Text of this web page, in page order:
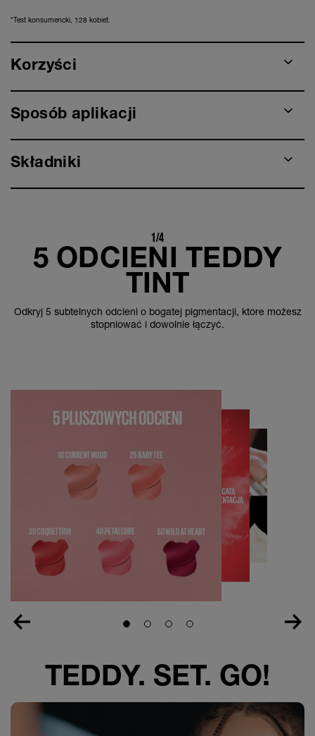
*Test konsumencki, 128 kobiet.
Korzyści
Sposób aplikacji
Składniki
1/4
5 ODCIENI TEDDY
TINT
Odkryj 5 subtelnych odcieni o bogatej pigmentacji, które możesz
stopniować i dowolnie łączyć.
Slide 1Slide 2Slide 3Slide 4
TEDDY. SET. GO!